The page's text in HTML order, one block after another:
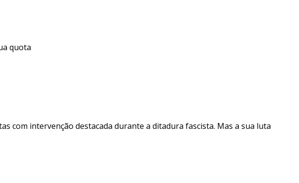
quota
com intervenção destacada durante a ditadura fascista. Mas a sua luta